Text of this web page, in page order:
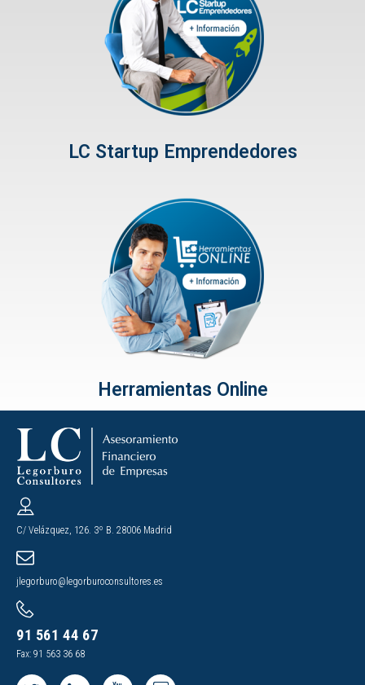
LC Startup Emprendedores
Herramientas Online
C/ Velázquez, 126. 3º B. 28006 Madrid
jlegorburo@legorburoconsultores.es
91 561 44 67
Fax: 91 563 36 68